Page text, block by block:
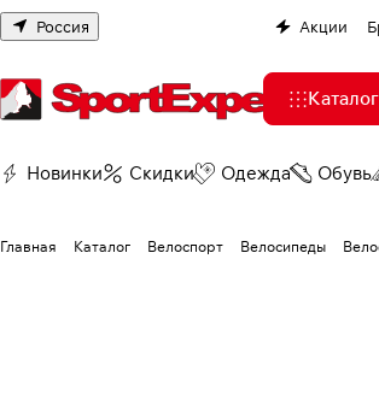
Россия Акции
Каталог
Новинки Скидки Одежда Обувь
Главная Каталог Велоспорт Велосипеды